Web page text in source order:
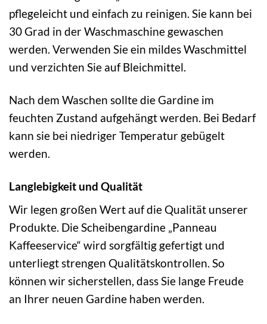
pflegeleicht und einfach zu reinigen. Sie kann bei
30 Grad in der Waschmaschine gewaschen
werden. Verwenden Sie ein mildes Waschmittel
und verzichten Sie auf Bleichmittel.
Nach dem Waschen sollte die Gardine im
feuchten Zustand aufgehängt werden. Bei Bedarf
kann sie bei niedriger Temperatur gebügelt
werden.
Langlebigkeit und Qualität
Wir legen großen Wert auf die Qualität unserer
Produkte. Die Scheibengardine „Panneau
Kaffeeservice“ wird sorgfältig gefertigt und
unterliegt strengen Qualitätskontrollen. So
können wir sicherstellen, dass Sie lange Freude
an Ihrer neuen Gardine haben werden.